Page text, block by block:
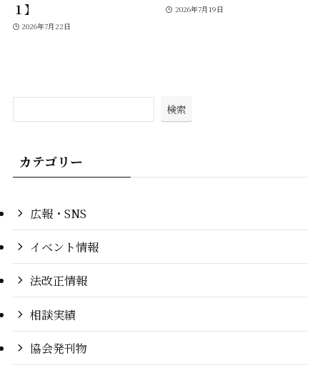
１】
2026年7月22日
2026年7月19日
検索
カテゴリー
広報・SNS
イベント情報
法改正情報
相談実績
協会発刊物